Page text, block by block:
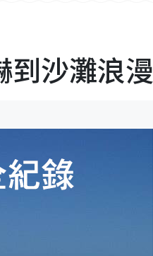
到沙灘浪漫